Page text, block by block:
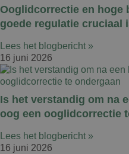
Ooglidcorrectie en hoge
goede regulatie cruciaal
Lees het blogbericht »
16 juni 2026
Is het verstandig om na
oog een ooglidcorrectie
Lees het blogbericht »
16 juni 2026